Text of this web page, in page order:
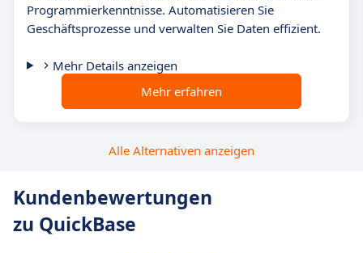
Programmierkenntnisse. Automatisieren Sie
Geschäftsprozesse und verwalten Sie Daten effizient.
Mehr Details anzeigen
Mehr erfahren
Alle Alternativen anzeigen
Kundenbewertungen
zu QuickBase